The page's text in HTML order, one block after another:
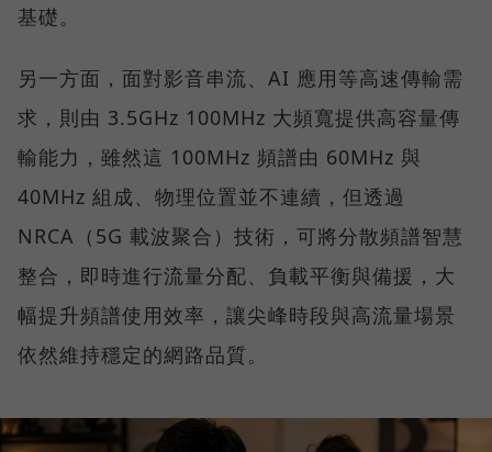
基礎。
另一方面，面對影音串流、AI 應用等高速傳輸需
求，則由 3.5GHz 100MHz 大頻寬提供高容量傳
輸能力，雖然這 100MHz 頻譜由 60MHz 與
40MHz 組成、物理位置並不連續，但透過
NRCA（5G 載波聚合）技術，可將分散頻譜智慧
整合，即時進行流量分配、負載平衡與備援，大
幅提升頻譜使用效率，讓尖峰時段與高流量場景
依然維持穩定的網路品質。